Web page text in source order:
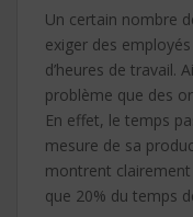
Un certain nombre
exiger des
d’heures de travail.
problème que des
En effet, le temps
mesure de sa
montrent
que 20% du temps